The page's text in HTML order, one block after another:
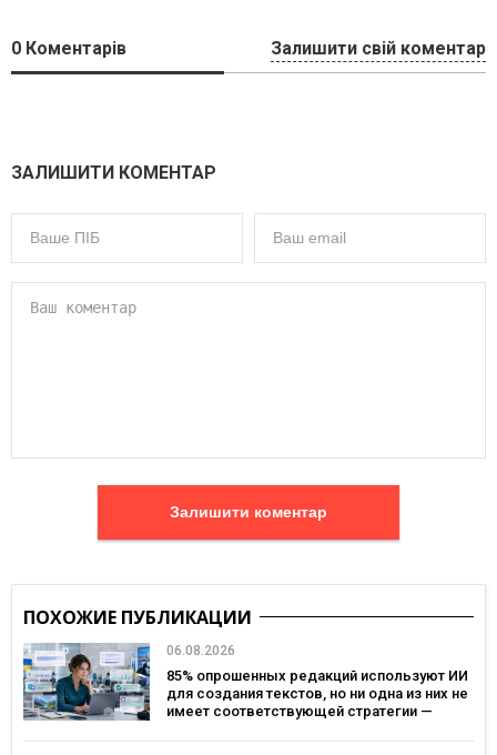
0 Коментарів Залишити свій коментар
ЗАЛИШИТИ КОМЕНТАР
Залишити коментар
ПОХОЖИЕ ПУБЛИКАЦИИ
06.08.2026
85% опрошенных редакций используют ИИ
для создания текстов, но ни одна из них не
имеет соответствующей стратегии —